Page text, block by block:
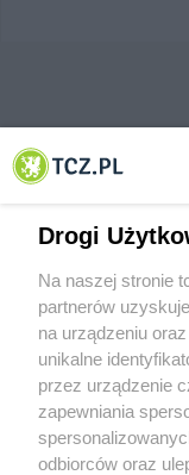
© 2001-2026 Tczew -
O FIRMIE
REKLAMA
Drogi
Na naszej stronie
partnerów
na urządzeniu
unikalne
przez urządzenie
zapewniania
odbiorców oraz